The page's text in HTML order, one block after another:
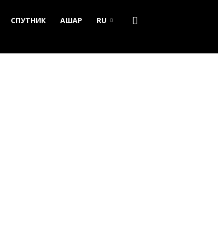
СПУТНИК АШАР RU